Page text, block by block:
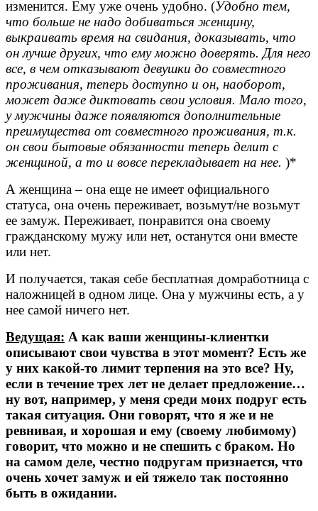
изменится. Ему уже очень удобно. (Удобно тем,
что больше не надо добиваться женщину,
выкраивать время на свидания, доказывать, что
он лучше других, что ему можно доверять. Для него
все, в чем отказывают девушки до совместного
проживания, теперь доступно и он, наоборот,
может даже диктовать свои условия. Мало того,
у мужчины даже появляются дополнительные
преимущества от совместного проживания, т.к.
он свои бытовые обязанности теперь делит с
женщиной, а то и вовсе перекладывает на нее. )*
А женщина – она еще не имеет официального
статуса, она очень переживает, возьмут/не возьмут
ее замуж. Переживает, понравится она своему
гражданскому мужу или нет, останутся они вместе
или нет.
И получается, такая себе бесплатная домработница с
наложницей в одном лице. Она у мужчины есть, а у
нее самой ничего нет.
Ведущая: А как ваши женщины-клиентки
описывают свои чувства в этот момент? Есть же
у них какой-то лимит терпения на это все? Ну,
если в течение трех лет не делает предложение…
ну вот, например, у меня среди моих подруг есть
такая ситуация. Они говорят, что я же и не
ревнивая, и хорошая и ему (своему любимому)
говорит, что можно и не спешить с браком. Но
на самом деле, честно подругам признается, что
очень хочет замуж и ей тяжело так постоянно
быть в ожидании.